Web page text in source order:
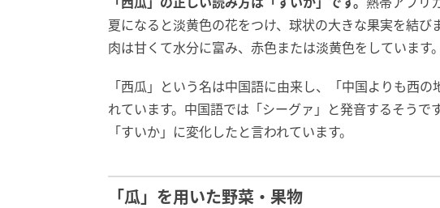
夏になると淡黄色の花をつけ、球状の大きな果実を結び
肉は甘くて水分に富み、赤色または淡黄色をしています。
「西瓜」という名は中国語に由来し、「中国よりも西
れています。中国語では「シーグァ」と発音するそうで
「すいか」に変化したと言われています。
「瓜」を用いた野菜・果物